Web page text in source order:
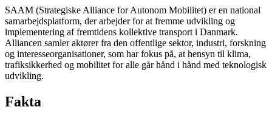
SAAM (Strategiske Alliance for Autonom Mobilitet) er en national
samarbejdsplatform, der arbejder for at fremme udvikling og
implementering af fremtidens kollektive transport i Danmark.
Alliancen samler aktører fra den offentlige sektor, industri, forskning
og interesseorganisationer, som har fokus på, at hensyn til klima,
trafiksikkerhed og mobilitet for alle går hånd i hånd med teknologisk
udvikling.
Fakta